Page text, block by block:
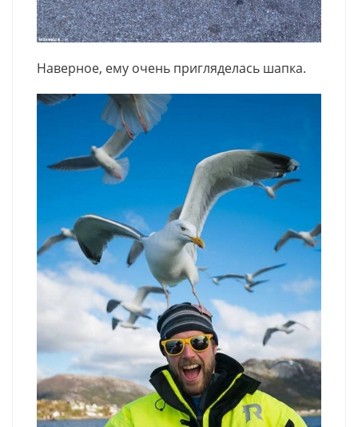
Наверное, ему очень пригляделась шапка.